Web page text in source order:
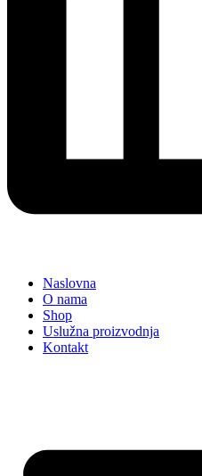
Naslovna
O nama
Shop
Uslužna proizvodnja
Kontakt